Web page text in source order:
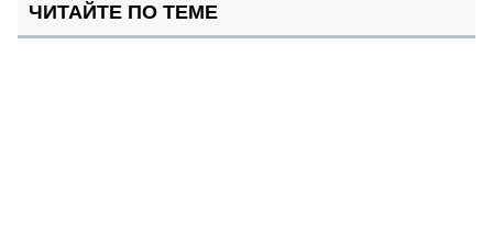
ЧИТАЙТЕ ПО ТЕМЕ